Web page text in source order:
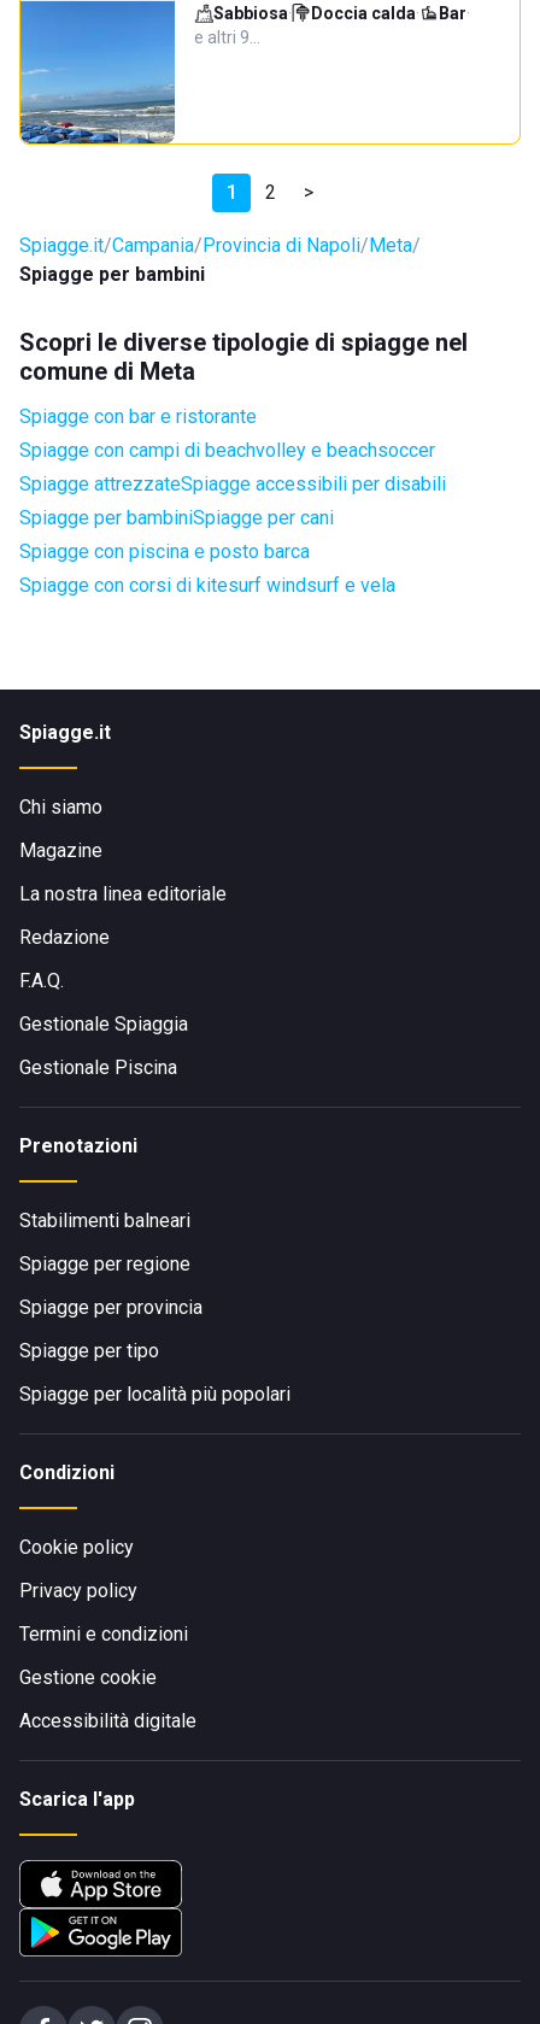
Sabbiosa· Doccia calda· Bar·
e altri 9…
1 2 >
Spiagge.it Campania Provincia di Napoli Meta
Spiagge per bambini
Scopri le diverse tipologie di spiagge nel
comune di Meta
Spiagge con bar e ristorante
Spiagge con campi di beachvolley e beachsoccer
Spiagge attrezzateSpiagge accessibili per disabili
Spiagge per bambiniSpiagge per cani
Spiagge con piscina e posto barca
Spiagge con corsi di kitesurf windsurf e vela
Spiagge.it
Chi siamo
Magazine
La nostra linea editoriale
Redazione
F.A.Q.
Gestionale Spiaggia
Gestionale Piscina
Prenotazioni
Stabilimenti balneari
Spiagge per regione
Spiagge per provincia
Spiagge per tipo
Spiagge per località più popolari
Condizioni
Cookie policy
Privacy policy
Termini e condizioni
Gestione cookie
Accessibilità digitale
Scarica l'app